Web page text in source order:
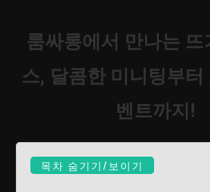
룸싸롱에서 만나는 뜨
스, 달콤한 미니팅부터
벤트까지!
목차 숨기기/보이기